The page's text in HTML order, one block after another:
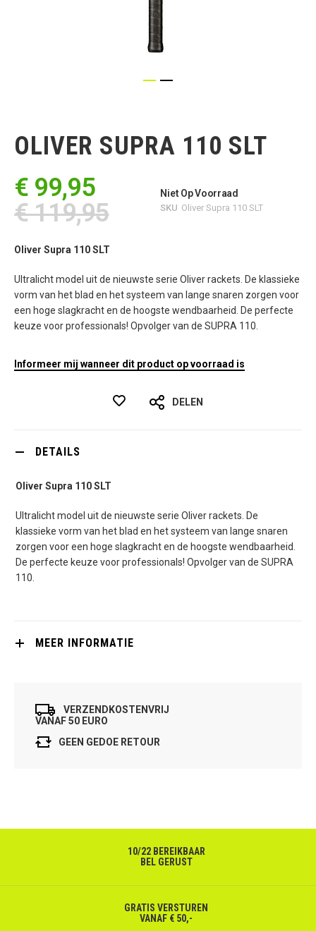
begin
van
afbeeldingen-
gallerij
OLIVER SUPRA 110 SLT
€ 99,95
€ 119,95
Niet Op Voorraad
SKU Oliver Supra 110 SLT
Oliver Supra 110 SLT
Ultralicht model uit de nieuwste serie Oliver rackets. De klassieke
vorm van het blad en het systeem van lange snaren zorgen voor
een hoge slagkracht en de hoogste wendbaarheid. De perfecte
keuze voor professionals! Opvolger van de SUPRA 110.
Informeer mij wanneer dit product op voorraad is
DELEN
DETAILS
Oliver Supra 110 SLT
Ultralicht model uit de nieuwste serie Oliver rackets. De
klassieke vorm van het blad en het systeem van lange snaren
zorgen voor een hoge slagkracht en de hoogste wendbaarheid.
De perfecte keuze voor professionals! Opvolger van de SUPRA
110.
MEER INFORMATIE
VERZENDKOSTENVRIJ
VANAF 50 EURO
GEEN GEDOE RETOUR
10/22 BEREIKBAAR
BEL GERUST
GRATIS VERSTUREN
VANAF € 50,-